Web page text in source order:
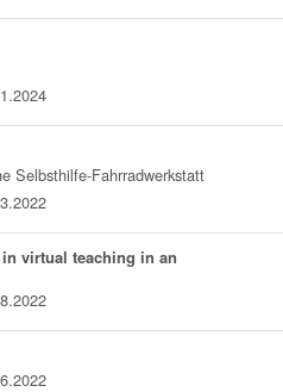
Selbsthilfe-Fahrradwerkstatt
virtual teaching in an